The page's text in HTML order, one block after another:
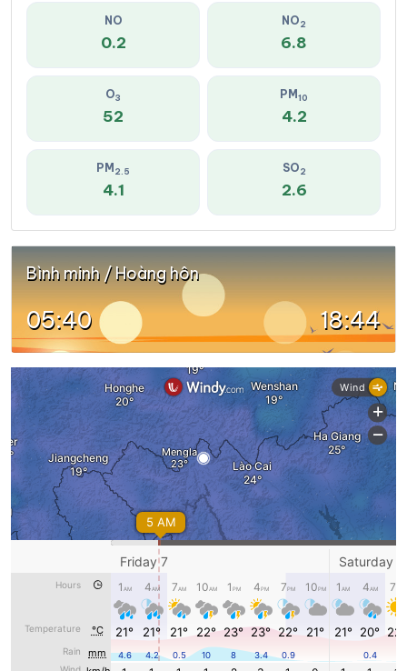
NO
0.2
NO2
6.8
O3
52
PM 10
4.2
PM 2.5
4.1
SO2
2.6
Bình minh / Hoàng hôn
05:40 18:44